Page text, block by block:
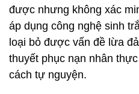
được nhưng không xác
áp dụng công nghệ sinh
loại bỏ được vấn đề lừa
thuyết phục nạn nhân
cách tự nguyện.